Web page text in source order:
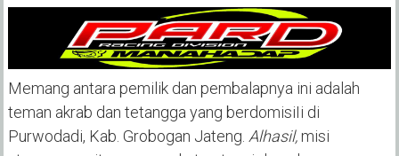
Memang antara pemilik dan pembalapnya ini adalah
teman akrab dan tetangga yang berdomisiIi di
Purwodadi, Kab. Grobogan Jateng. Alhasil,misi